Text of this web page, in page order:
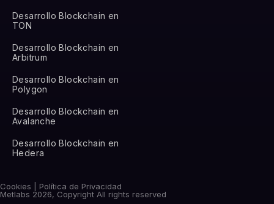
Desarrollo Blockchain en
TON
Desarrollo Blockchain en
Arbitrum
Desarrollo Blockchain en
Polygon
Desarrollo Blockchain en
Avalanche
Desarrollo Blockchain en
Hedera
Cookies | Política de Privacidad
Metlabs 2026, Copyright All rights reserved